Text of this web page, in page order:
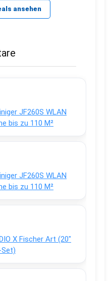
ansehen
JF260S WLAN
bis zu 110 M²
JF260S WLAN
bis zu 110 M²
X Fischer Art (20″